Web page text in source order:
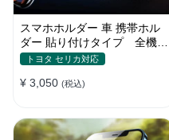
スマホホルダー 車 携帯ホル
ダー 貼り付けタイプ 全機種
電波干渉なし 自由回転 合金
トヨタ セリカ対応
¥ 3,050 (税込)